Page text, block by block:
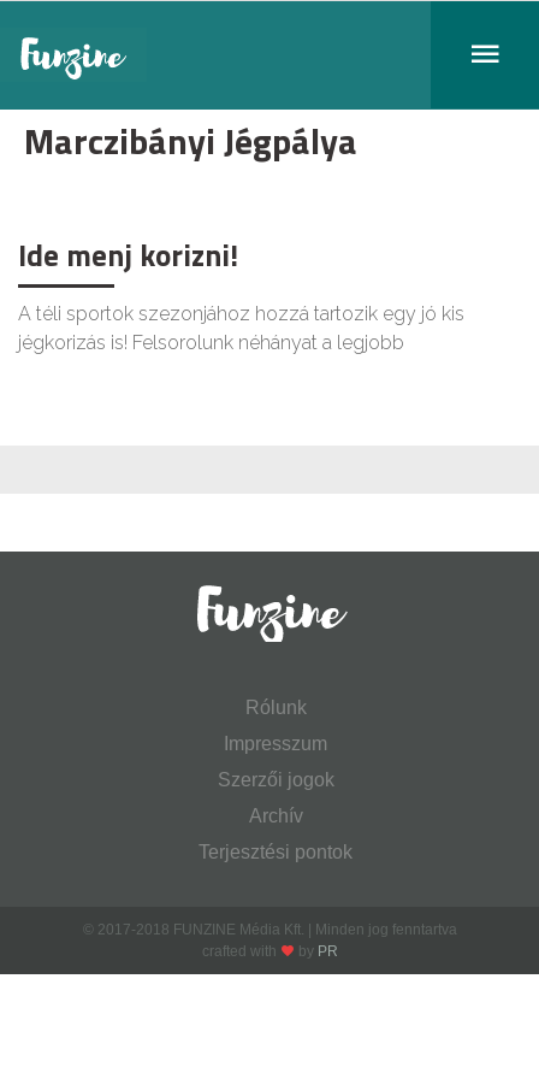
Marczibányi Jégpálya
Ide menj korizni!
A téli sportok szezonjához hozzá tartozik egy jó kis
jégkorizás is! Felsorolunk néhányat a legjobb
Rólunk
Impresszum
Szerzői jogok
Archív
Terjesztési pontok
© 2017-2018 FUNZINE Média Kft. | Minden jog fenntartva
crafted with
by PR